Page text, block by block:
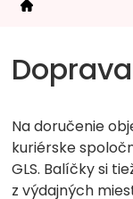
Na doručenie
kuriérske
GLS. Balíčky si
z výdajných